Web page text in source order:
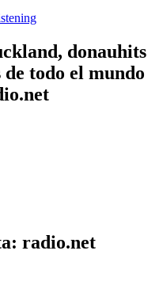
donauhits
de todo el mundo
radio.net